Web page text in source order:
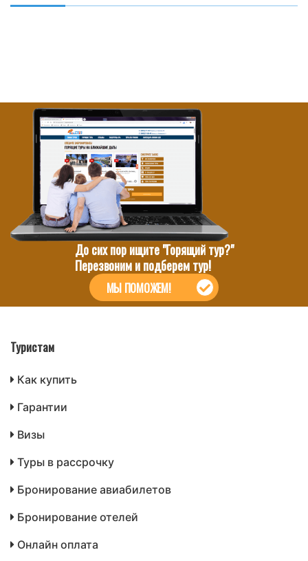
До сих пор ищите "Горящий тур?"
Перезвоним и подберем тур!
МЫ ПОМОЖЕМ!
Туристам
Как купить
Гарантии
Визы
Туры в рассрочку
Бронирование авиабилетов
Бронирование отелей
Онлайн оплата